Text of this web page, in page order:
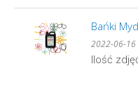
Bańki
2022-06-16
Ilość